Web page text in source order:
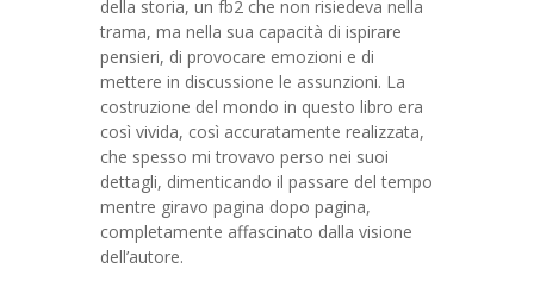
della storia, un fb2 che non risiedeva nella
trama, ma nella sua capacità di ispirare
pensieri, di provocare emozioni e di
mettere in discussione le assunzioni. La
costruzione del mondo in questo libro era
così vivida, così accuratamente realizzata,
che spesso mi trovavo perso nei suoi
dettagli, dimenticando il passare del tempo
mentre giravo pagina dopo pagina,
completamente affascinato dalla visione
dell’autore.